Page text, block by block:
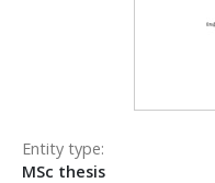
Entity type
MSc thesis